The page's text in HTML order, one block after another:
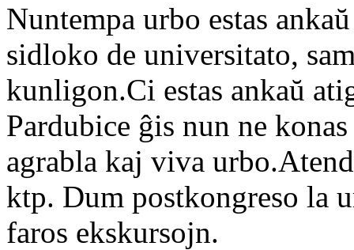
Nuntempa urbo estas
sidloko de universitato,
kunligon.Ci estas ankaŭ
Pardubice ĝis nun ne
agrabla kaj viva
ktp. Dum postkongreso la
faros ekskursojn.